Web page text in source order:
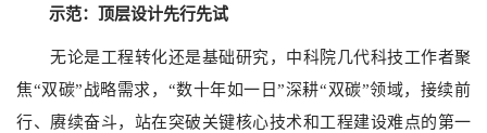
示范：顶层设计先行先试
无论是工程转化还是基础研究，中科院几代科技工作者聚
焦“双碳”战略需求，“数十年如一日”深耕“双碳”领域，接续前
行、赓续奋斗，站在突破关键核心技术和工程建设难点的第一